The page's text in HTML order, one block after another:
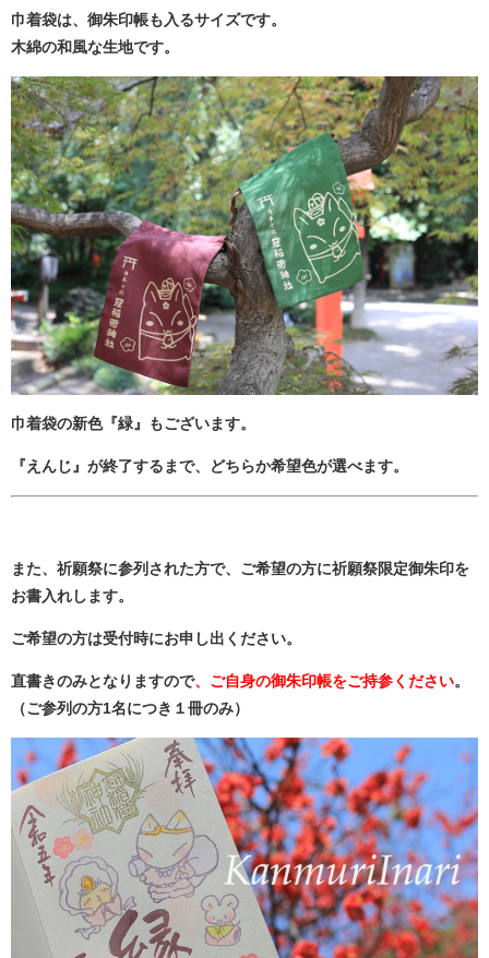
巾着袋は、御朱印帳も入るサイズです。
木綿の和風な生地です。
巾着袋の新色『緑』もございます。
『えんじ』が終了するまで、どちらか希望色が選べます。
また、祈願祭に参列された方で、ご希望の方に祈願祭限定御朱印を
お書入れします。
ご希望の方は受付時にお申し出ください。
直書きのみとなりますので、ご自身の御朱印帳をご持参ください。
（ご参列の方1名につき１冊のみ）